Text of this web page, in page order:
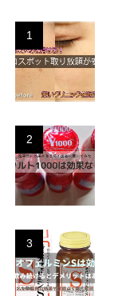
1
2
3